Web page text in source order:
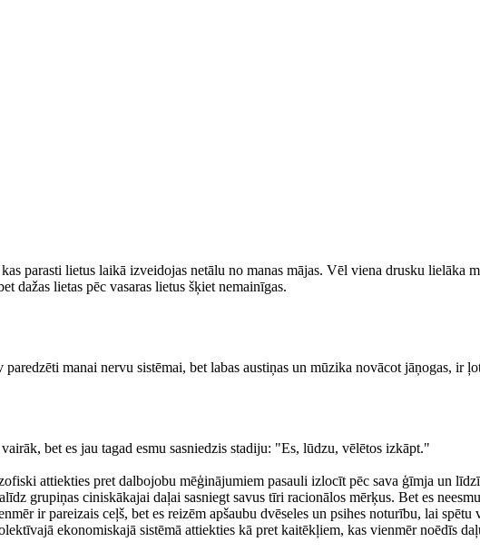
parasti lietus laikā izveidojas netālu no manas mājas. Vēl viena drusku lielāka
dažas lietas pēc vasaras lietus šķiet nemainīgas.
manai nervu sistēmai, bet labas austiņas un mūzika novācot jāņogas, ir
bet es jau tagad esmu sasniedzis stadiju: "Es, lūdzu, vēlētos izkāpt."
attiekties pret dalbojobu mēģinājumiem pasauli izlocīt pēc sava ģīmja un
grupiņas ciniskākajai daļai sasniegt savus tīri racionālos mērķus. Bet es
ir pareizais ceļš, bet es reizēm apšaubu dvēseles un psihes noturību, lai
ekonomiskajā sistēmā attiekties kā pret kaitēkļiem, kas vienmēr noēdīs